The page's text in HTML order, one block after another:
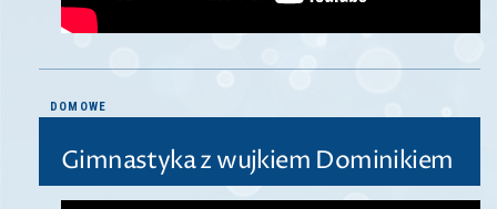
DOMOWE
Gimnastyka z wujkiem Dominikiem